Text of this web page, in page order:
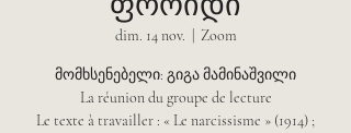
dim. 14 nov. Zoom
მომხსენებელი: გიგა მამინაშვილი
La réunion du groupe de lecture
Le texte à travailler : « Le narcissisme » (1914) ;